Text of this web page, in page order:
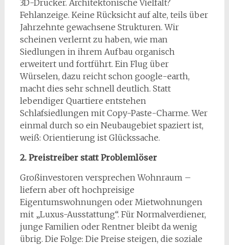
3D-Drucker. Architektonische Vielfalt?
Fehlanzeige. Keine Rücksicht auf alte, teils über
Jahrzehnte gewachsene Strukturen. Wir
scheinen verlernt zu haben, wie man
Siedlungen in ihrem Aufbau organisch
erweitert und fortführt. Ein Flug über
Würselen, dazu reicht schon google-earth,
macht dies sehr schnell deutlich. Statt
lebendiger Quartiere entstehen
Schlafsiedlungen mit Copy-Paste-Charme. Wer
einmal durch so ein Neubaugebiet spaziert ist,
weiß: Orientierung ist Glückssache.
2. Preistreiber statt Problemlöser
Großinvestoren versprechen Wohnraum –
liefern aber oft hochpreisige
Eigentumswohnungen oder Mietwohnungen
mit „Luxus-Ausstattung“. Für Normalverdiener,
junge Familien oder Rentner bleibt da wenig
übrig. Die Folge: Die Preise steigen, die soziale